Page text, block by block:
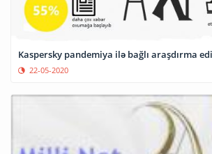
Kaspersky pandemiya ilə bağlı araşdırma
22-05-2020